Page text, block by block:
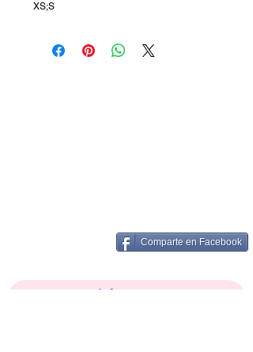
XS;S
Comparte en Facebook